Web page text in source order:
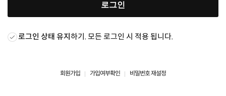
로그인
로그인 상태 유지하기. 모든 로그인 시 적용 됩니다.
회원가입 가입여부확인 비밀번호 재설정